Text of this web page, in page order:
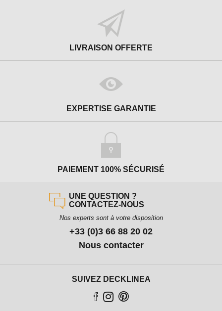
LIVRAISON OFFERTE
EXPERTISE GARANTIE
PAIEMENT 100% SÉCURISÉ
UNE QUESTION ?
CONTACTEZ-NOUS
Nos experts sont à votre disposition
+33 (0)3 66 88 20 02
Nous contacter
SUIVEZ DECKLINEA